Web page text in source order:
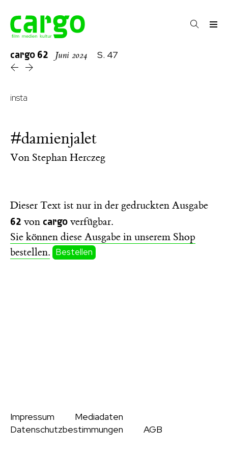
cargo 62 Juni 2024 S. 47
insta
#damienjalet
Von Stephan Herczeg
Dieser Text ist nur in der gedruckten Ausgabe
62 von cargo verfügbar.
Sie können diese Ausgabe in unserem Shop
bestellen. Bestellen
Impressum
Mediadaten
Datenschutzbestimmungen
AGB